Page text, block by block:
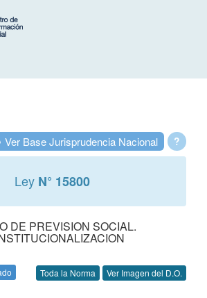
?
Ver Base Jurisprudencia Nacional
Ley N° 15800
DE PREVISION SOCIAL.
Toda la Norma Ver Imagen del D.O.